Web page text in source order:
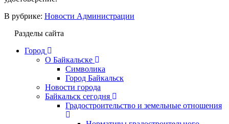
В рубрике: Новости Администрации
Разделы сайта
Город
О Байкальске
Символика
Город Байкальск
Новости города
Байкальск сегодня
Градостроительство и земельные отношения